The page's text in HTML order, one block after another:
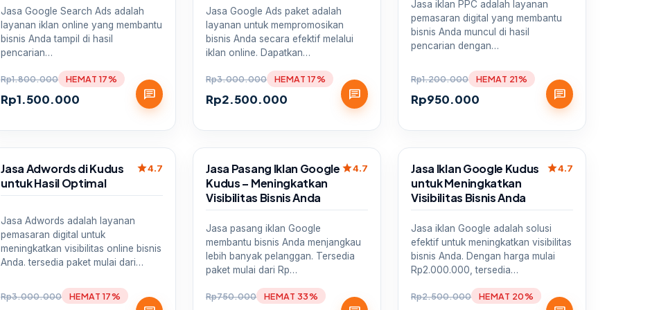
Jasa Google Search Ads adalah
layanan iklan online yang membantu
bisnis Anda tampil di hasil
pencarian…
Rp1.800.000
Rp1.500.000
HEMAT 17%
chat
Jasa Google Ads paket adalah
layanan untuk mempromosikan
bisnis Anda secara efektif melalui
iklan online. Dapatkan…
Rp3.000.000
Rp2.500.000
HEMAT 17%
chat
Jasa iklan PPC adalah layanan
pemasaran digital yang membantu
bisnis Anda muncul di hasil
pencarian dengan…
Rp1.200.000
Rp950.000
HEMAT 21%
chat
Sale
Jasa Adwords di Kudus
untuk Hasil Optimal
star4.7
Jasa Adwords adalah layanan
pemasaran digital untuk
meningkatkan visibilitas online bisnis
Anda. tersedia paket mulai dari…
Rp3.000.000 HEMAT 17%
Sale
Jasa Pasang Iklan Google
Kudus – Meningkatkan
Visibilitas Bisnis Anda
star4.7
Jasa pasang iklan Google
membantu bisnis Anda menjangkau
lebih banyak pelanggan. Tersedia
paket mulai dari Rp…
Rp750.000 HEMAT 33%
Sale
Jasa Iklan Google Kudus
untuk Meningkatkan
Visibilitas Bisnis Anda
star4.7
Jasa iklan Google adalah solusi
efektif untuk meningkatkan visibilitas
bisnis Anda. Dengan harga mulai
Rp2.000.000, tersedia…
Rp2.500.000 HEMAT 20%